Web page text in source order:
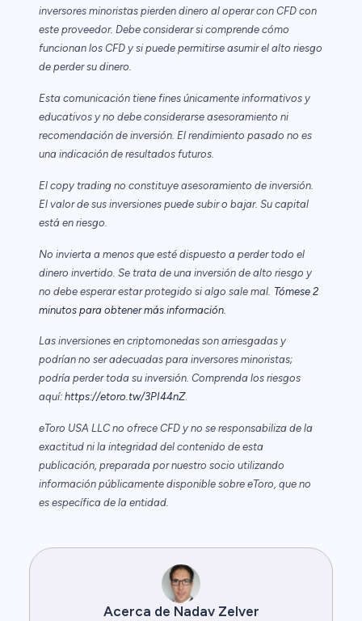
inversores minoristas pierden dinero al operar con CFD con
este proveedor. Debe considerar si comprende cómo
funcionan los CFD y si puede permitirse asumir el alto riesgo
de perder su dinero.
Esta comunicación tiene fines únicamente informativos y
educativos y no debe considerarse asesoramiento ni
recomendación de inversión. El rendimiento pasado no es
una indicación de resultados futuros.
El copy trading no constituye asesoramiento de inversión.
El valor de sus inversiones puede subir o bajar. Su capital
está en riesgo.
No invierta a menos que esté dispuesto a perder todo el
dinero invertido. Se trata de una inversión de alto riesgo y
no debe esperar estar protegido si algo sale mal. Tómese 2
minutos para obtener más información.
Las inversiones en criptomonedas son arriesgadas y
podrían no ser adecuadas para inversores minoristas;
podría perder toda su inversión. Comprenda los riesgos
aquí: https://etoro.tw/3PI44nZ.
eToro USA LLC no ofrece CFD y no se responsabiliza de la
exactitud ni la integridad del contenido de esta
publicación, preparada por nuestro socio utilizando
información públicamente disponible sobre eToro, que no
es específica de la entidad.
Acerca de Nadav Zelver